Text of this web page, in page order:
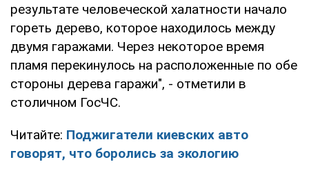
результате человеческой халатности начало
гореть дерево, которое находилось между
двумя гаражами. Через некоторое время
пламя перекинулось на расположенные по обе
стороны дерева гаражи", - отметили в
столичном ГосЧС.
Читайте: Поджигатели киевских авто
говорят, что боролись за экологию